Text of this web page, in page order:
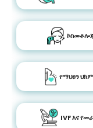
የማህፀን
IVF እና